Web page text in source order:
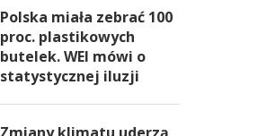
Polska miała zebrać 100
proc. plastikowych
butelek. WEI mówi o
statystycznej iluzji